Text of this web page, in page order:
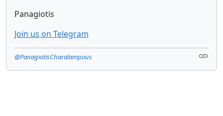
Panagiotis
Join us on Telegram
@PanagiotisCharalampous